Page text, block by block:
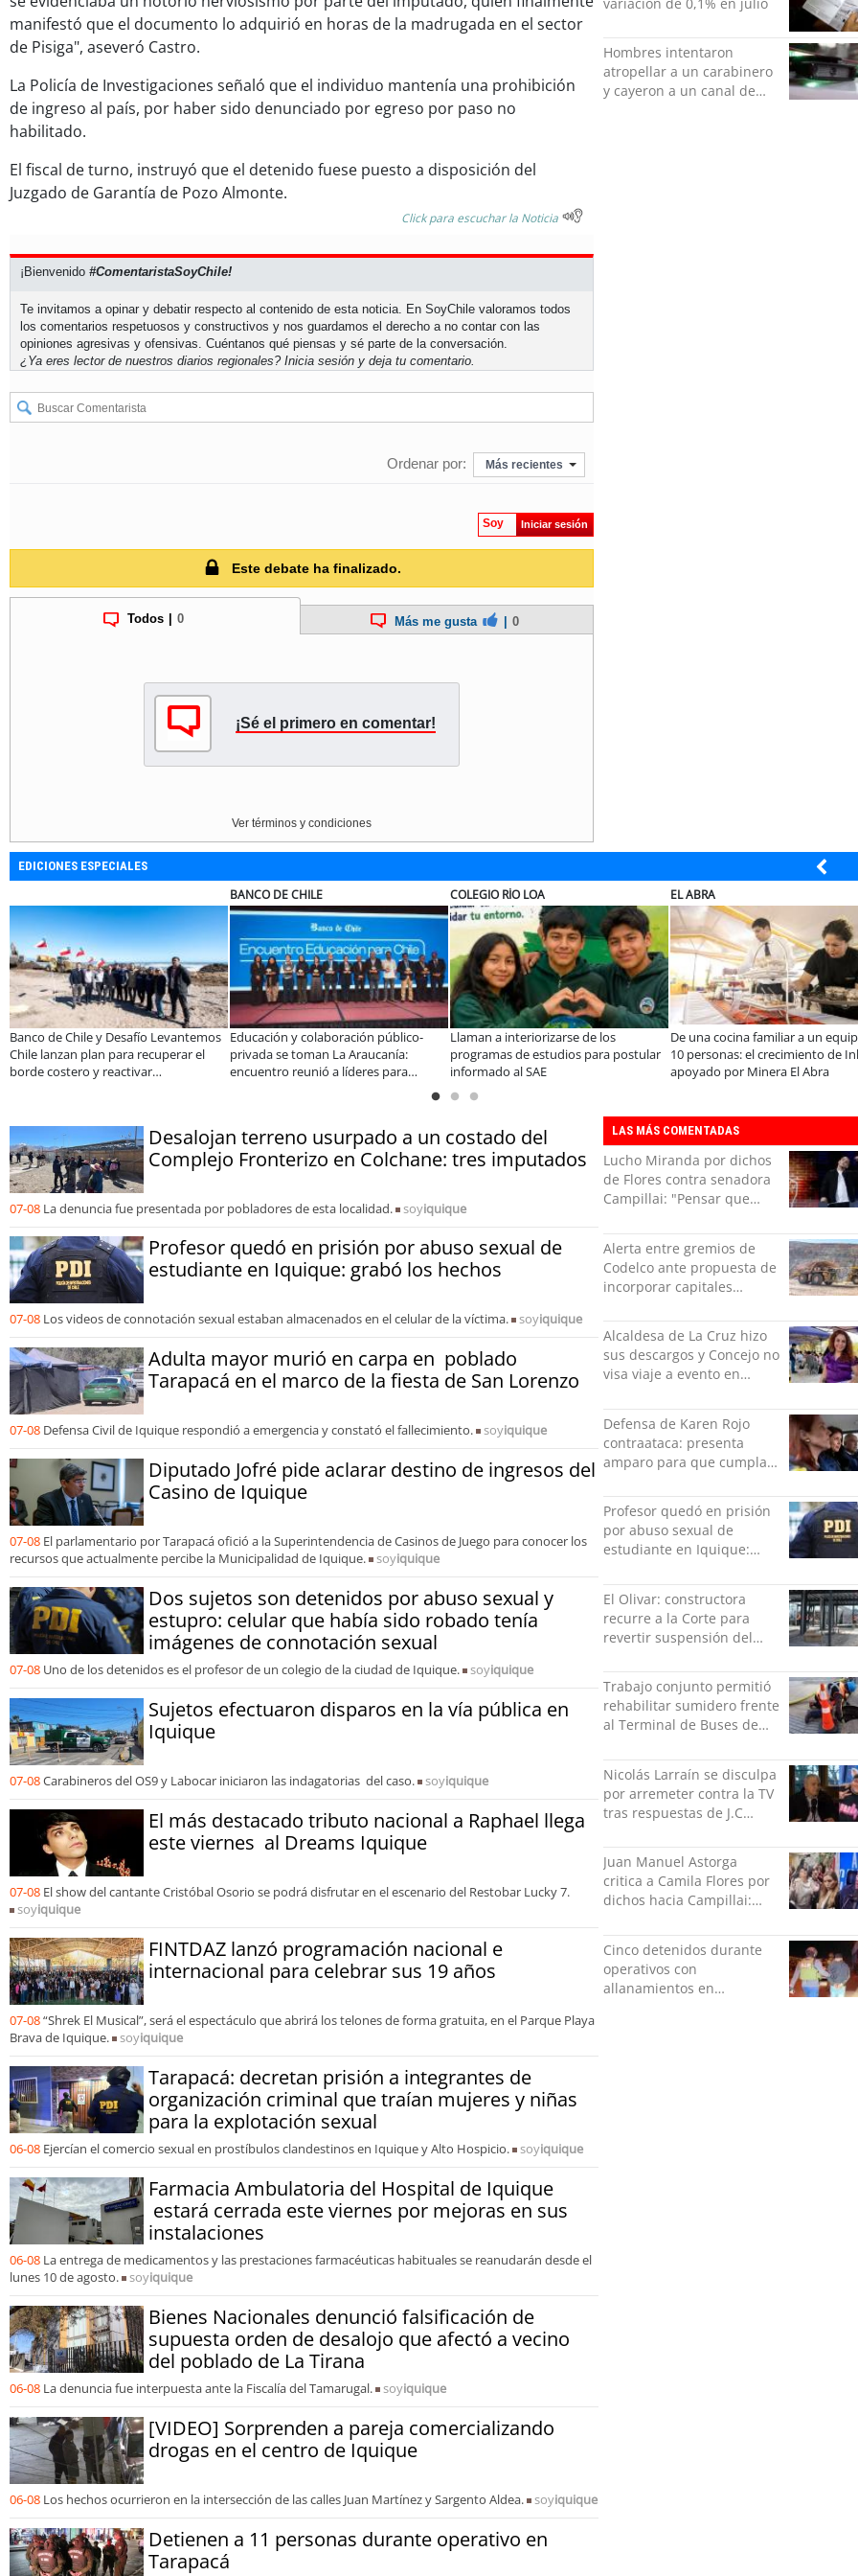
manifestó que el documento lo adquirió en horas de la madrugada en el sector
de Pisiga", aseveró Castro.
La Policía de Investigaciones señaló que el individuo mantenía una prohibición
de ingreso al país, por haber sido denunciado por egreso por paso no
habilitado.
El fiscal de turno, instruyó que el detenido fuese puesto a disposición del
Juzgado de Garantía de Pozo Almonte.
Click para escuchar la Noticia
¡Bienvenido #ComentaristaSoyChile!
Te invitamos a opinar y debatir respecto al contenido de esta noticia. En SoyChile valoramos todos
los comentarios respetuosos y constructivos y nos guardamos el derecho a no contar con las
opiniones agresivas y ofensivas. Cuéntanos qué piensas y sé parte de la conversación.
¿Ya eres lector de nuestros diarios regionales? Inicia sesión y deja tu comentario.
Ordenar por: Más recientes
Soy Iniciar sesión
Este debate ha finalizado.
Todos 0 Más me gusta 0
¡Sé el primero en comentar!
Ver términos y condiciones
Hombres intentaron
atropellar a un carabinero
y cayeron a un canal de
EDICIONES ESPECIALES
Levantemos
el
Educación y colaboración público-
privada se toman La Araucanía:
encuentro reunió a líderes para
COLEGIO RÍO LOA
Llaman a interiorizarse de los
programas de estudios para postular
informado al SAE
EL ABRA
De una cocina familiar a un equipo de
10 personas: el crecimiento de Inkillay
apoyado por Minera El Abra
Claves para
Sale
Desalojan terreno usurpado a un costado del
Complejo Fronterizo en Colchane: tres imputados
07-08 La denuncia fue presentada por pobladores de esta localidad. soyiquique
Profesor quedó en prisión por abuso sexual de
estudiante en Iquique: grabó los hechos
07-08 Los videos de connotación sexual estaban almacenados en el celular de la víctima. soyiquique
Adulta mayor murió en carpa en poblado
Tarapacá en el marco de la fiesta de San Lorenzo
07-08 Defensa Civil de Iquique respondió a emergencia y constató el fallecimiento. soyiquique
Diputado Jofré pide aclarar destino de ingresos del
Casino de Iquique
07-08 El parlamentario por Tarapacá ofició a la Superintendencia de Casinos de Juego para conocer los
recursos que actualmente percibe la Municipalidad de Iquique.
soyiquique
Dos sujetos son detenidos por abuso sexual y
estupro: celular que había sido robado tenía
imágenes de connotación sexual
07-08 Uno de los detenidos es el profesor de un colegio de la ciudad de Iquique. soyiquique
Sujetos efectuaron disparos en la vía pública en
Iquique
07-08Carabineros del OS9 y Labocar iniciaron las indagatorias del caso. soyiquique
El más destacado tributo nacional a Raphael llega
este viernes al Dreams Iquique
07-08 El show del cantante Cristóbal Osorio se podrá disfrutar en el escenario del Restobar Lucky 7.
soyiquique
FINTDAZ lanzó programación nacional e
internacional para celebrar sus 19 años
07-08“Shrek El Musical”, será el espectáculo que abrirá los telones de forma gratuita, en el Parque Playa
Brava de Iquique.
soyiquique
Tarapacá: decretan prisión a integrantes de
organización criminal que traían mujeres y niñas
para la explotación sexual
06-08 Ejercían el comercio sexual en prostíbulos clandestinos en Iquique y Alto Hospicio. soyiquique
Farmacia Ambulatoria del Hospital de Iquique
estará cerrada este viernes por mejoras en sus
instalaciones
06-08 La entrega de medicamentos y las prestaciones farmacéuticas habituales se reanudarán desde el
lunes 10 de agosto.
soyiquique
Bienes Nacionales denunció falsificación de
supuesta orden de desalojo que afectó a vecino
del poblado de La Tirana
06-08 La denuncia fue interpuesta ante la Fiscalía del Tamarugal. soyiquique
[VIDEO] Sorprenden a pareja comercializando
drogas en el centro de Iquique
06-08 Los hechos ocurrieron en la intersección de las calles Juan Martínez y Sargento Aldea. soyiquique
Detienen a 11 personas durante operativo en
Tarapacá
LAS MÁS COMENTADAS
Lucho Miranda por dichos
de Flores contra senadora
Campillai: "Pensar que
es una forma de quitar
dignidad"
Alerta entre gremios de
Codelco ante propuesta de
incorporar capitales
Alcaldesa de La Cruz hizo
sus descargos y Concejo no
visa viaje a evento en
grabación con abuso
sexual infantil
Defensa de Karen Rojo
contraataca: presenta
amparo para que cumpla
libertad
Profesor quedó en prisión
por abuso sexual de
estudiante en Iquique:
El Olivar: constructora
recurre a la Corte para
revertir suspensión del
Trabajo conjunto permitió
rehabilitar sumidero frente
al Terminal de Buses de
Nicolás Larraín se disculpa
por arremeter contra la TV
tras respuestas de J.C
Juan Manuel Astorga
critica a Camila Flores por
dichos hacia Campillai:
ser un elogio"
Cinco detenidos durante
operativos con
allanamientos en